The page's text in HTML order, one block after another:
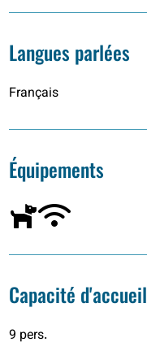
Langues parlées
Français
Équipements
Capacité d'accueil
9 pers.